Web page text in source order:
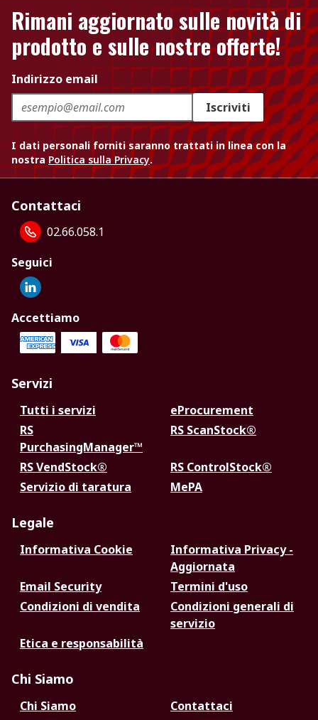
Rimani aggiornato sulle novità di
prodotto e sulle nostre offerte!
Indirizzo email
Iscriviti
I dati personali forniti saranno trattati in linea con la
nostra Politica sulla Privacy.
Contattaci
02.66.058.1
Seguici
Accettiamo
Servizi
Tutti i servizi
eProcurement
RS
PurchasingManager™
RS ScanStock®
RS VendStock®
RS ControlStock®
Servizio di taratura
MePA
Legale
Informativa Cookie
Informativa Privacy -
Aggiornata
Email Security
Termini d'uso
Condizioni di vendita
Condizioni generali di
servizio
Etica e responsabilità
Chi Siamo
Chi Siamo
Contattaci